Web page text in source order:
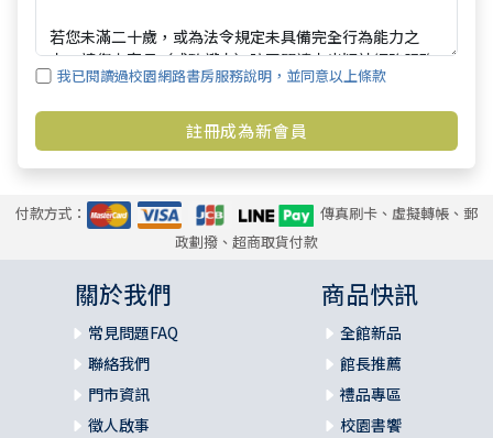
我已閱讀過校園網路書房服務說明，並同意以上條款
付款方式：
傳真刷卡、虛擬轉帳、郵
政劃撥、超商取貨付款
關於我們
常見問題FAQ
聯絡我們
門市資訊
徵人啟事
商品快訊
全館新品
館長推薦
禮品專區
校園書饗